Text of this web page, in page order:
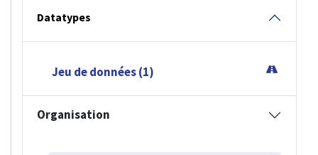
Datatypes
Jeu de données (1)
Organisation